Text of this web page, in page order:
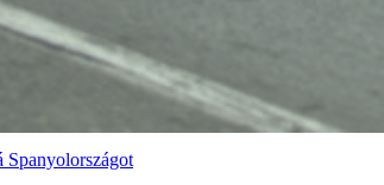
Spanyolországot